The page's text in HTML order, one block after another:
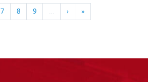
7 8 9 … › »